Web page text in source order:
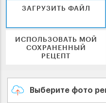
ЗАГРУЗИТЬ ФАЙЛ
ИСПОЛЬЗОВАТЬ МОЙ
СОХРАНЕННЫЙ
РЕЦЕПТ
Выберите фото